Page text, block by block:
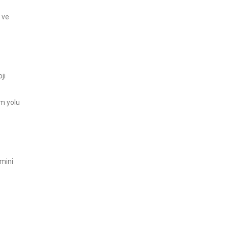
ve
yolu